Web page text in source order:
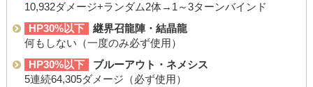
10,932ダメージ+ランダム2体→1～3ターンバインド
HP30%以下
継界召龍陣・結晶龍
何もしない（一度のみ必ず使用）
HP30%以下
ブルーアウト・ネメシス
5連続64,305ダメージ（必ず使用）